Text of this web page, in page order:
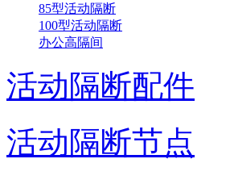
85型活动隔断
100型活动隔断
办公高隔间
活动隔断配件
活动隔断节点